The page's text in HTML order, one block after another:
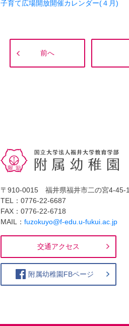
子育て広場開放開催カレンダー(４月)
前へ
〒910-0015 福井県福井市二の宮4-45-1
TEL：0776-22-6687
FAX：0776-22-6718
MAIL： fuzokuyo@f-edu.u-fukui.ac.jp
交通アクセス
附属幼稚園FBページ